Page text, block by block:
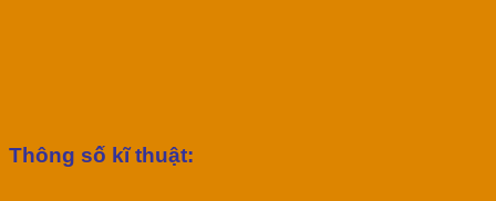
Thông số kĩ thuật: